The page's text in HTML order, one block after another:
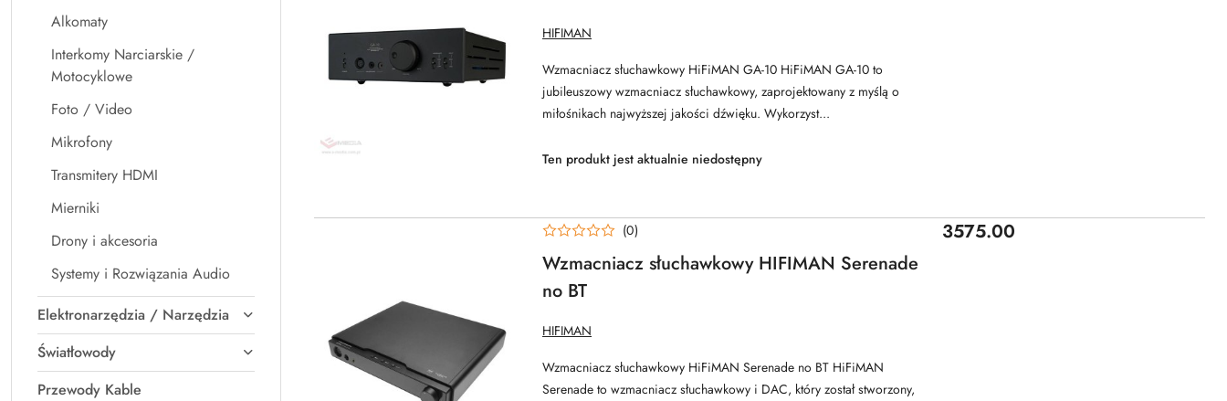
Alkomaty
Interkomy Narciarskie /
Motocyklowe
Foto / Video
Mikrofony
Transmitery HDMI
Mierniki
Drony i akcesoria
Systemy i Rozwiązania Audio
Elektronarzędzia / Narzędzia
Światłowody
Przewody Kable
NAZWA
PRODUCENTA:
HIFIMAN
Wzmacniacz słuchawkowy HiFiMAN GA-10 HiFiMAN GA-10 to
jubileuszowy wzmacniacz słuchawkowy, zaprojektowany z myślą o
miłośnikach najwyższej jakości dźwięku. Wykorzyst...
Ten produkt jest aktualnie niedostępny
Wzmacniacz słuchawkowy HIFIMAN Serenade
no BT
(0)
NAZWA
PRODUCENTA:
HIFIMAN
Wzmacniacz słuchawkowy HiFiMAN Serenade no BT HiFiMAN
Serenade to wzmacniacz słuchawkowy i DAC, który został stworzony,
Cena:
3575.00